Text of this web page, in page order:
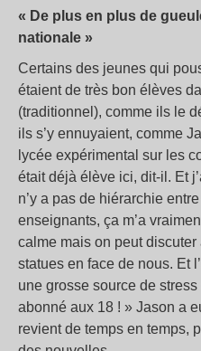
« De plus en plus de
nationale »
Certains des jeunes qui
étaient de très bon élèves
(traditionnel), comme ils le
ils s’y ennuyaient, comme
lycée expérimental sur les
était déjà élève ici, dit-il. Et
n’y a pas de hiérarchie
enseignants, ça m’a
calme mais on peut discuter
statues en face de nous. Et
une grosse source de
abonné aux 18 ! » Jason a
revient de temps en temps,